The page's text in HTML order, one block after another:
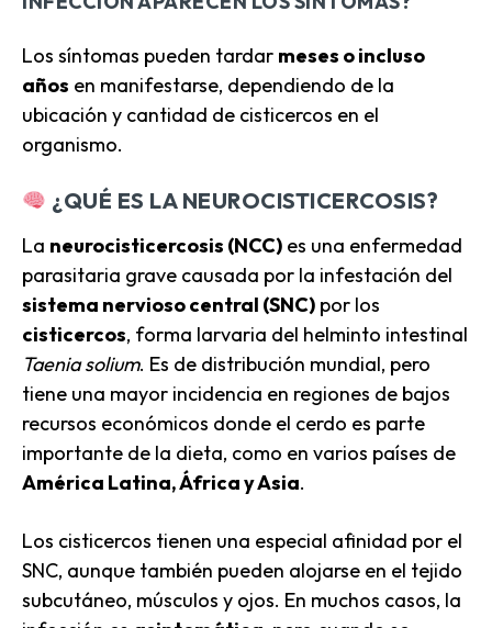
Los síntomas pueden tardar meses o incluso
años en manifestarse, dependiendo de la
ubicación y cantidad de cisticercos en el
organismo.
¿QUÉ ES LA NEUROCISTICERCOSIS?
La neurocisticercosis (NCC) es una enfermedad
parasitaria grave causada por la infestación del
sistema nervioso central (SNC) por los
cisticercos, forma larvaria del helminto intestinal
Taenia solium. Es de distribución mundial, pero
tiene una mayor incidencia en regiones de bajos
recursos económicos donde el cerdo es parte
importante de la dieta, como en varios países de
América Latina, África y Asia.
Los cisticercos tienen una especial afinidad por el
SNC, aunque también pueden alojarse en el tejido
subcutáneo, músculos y ojos. En muchos casos, la